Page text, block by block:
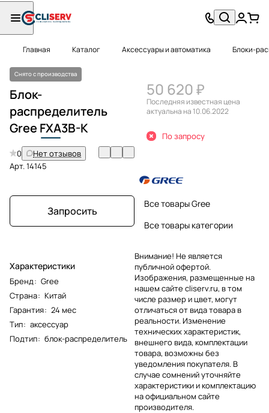
Главная Каталог Аксессуары и автоматика Блоки-
Снято с производства
Блок-
распределитель
Gree FXA3B-K
0
Нет отзывов
Арт.14145
Запросить
Характеристики
Бренд: Gree
Страна: Китай
Гарантия: 24 мес
Тип: аксессуар
Подтип: блок-распределитель
50 620 ₽
Последняя известная цена
актуальна на 10.06.2022
По запросу
Все товары Gree
Все товары категории
Внимание! Не является
публичной офертой.
Изображения, размещенные на
нашем сайте cliserv.ru, в том
числе размер и цвет, могут
отличаться от вида товара в
реальности. Изменение
технических характеристик,
внешнего вида, комплектации
товара, возможны без
уведомления покупателя. В
случае сомнений уточняйте
характеристики и комплектацию
на официальном сайте
производителя.